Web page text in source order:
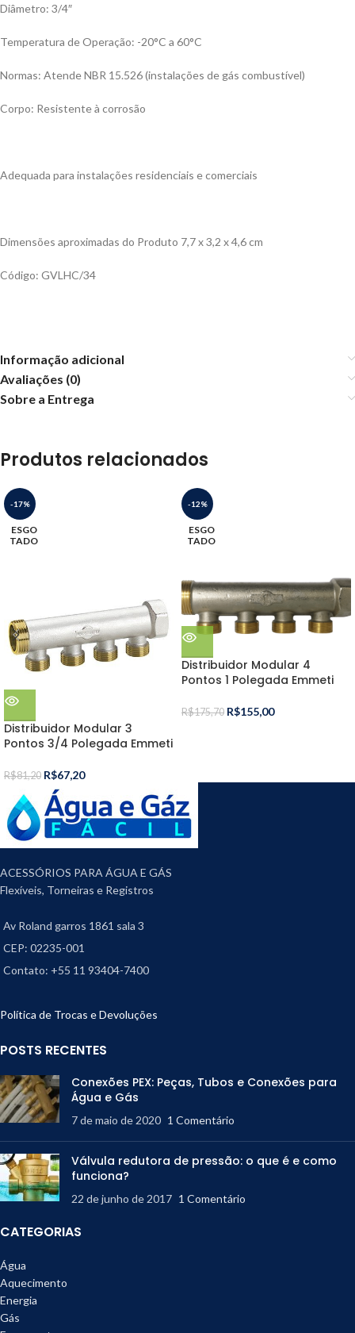
Diâmetro: 3/4″
Temperatura de Operação: -20°C a 60°C
Normas: Atende NBR 15.526 (instalações de gás combustível)
Corpo: Resistente à corrosão
Adequada para instalações residenciais e comerciais
Dimensões aproximadas do Produto 7,7 x 3,2 x 4,6 cm
Código: GVLHC/34
Informação adicional
Avaliações (0)
Sobre a Entrega
Produtos relacionados
-17%
ESGO
TADO
Distribuidor Modular 3
Pontos 3/4 Polegada Emmeti
R$81,20 R$67,20
-12%
ESGO
TADO
Distribuidor Modular 4
Pontos 1 Polegada Emmeti
R$175,70 R$155,00
ACESSÓRIOS PARA ÁGUA E GÁS
Flexíveis, Torneiras e Registros
Av Roland garros 1861 sala 3
CEP: 02235-001
Contato: +55 11 93404-7400
Política de Trocas e Devoluções
POSTS RECENTES
Conexões PEX: Peças, Tubos e Conexões para
Água e Gás
7 de maio de 2020 1 Comentário
Válvula redutora de pressão: o que é e como
funciona?
22 de junho de 2017 1 Comentário
CATEGORIAS
Água
Aquecimento
Energia
Gás